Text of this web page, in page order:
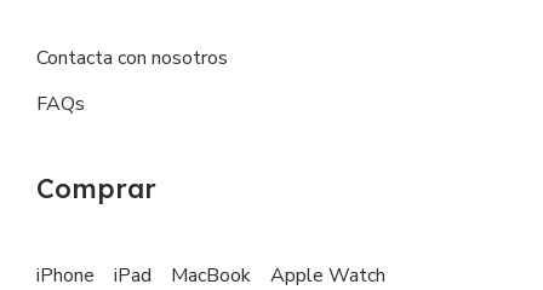
Contacta con nosotros
FAQs
Comprar
iPhone iPad MacBook
Apple Watch